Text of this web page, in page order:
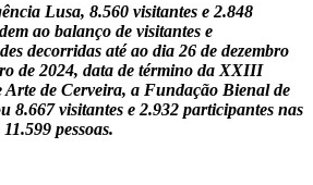
Lusa, 8.560 visitantes e 2.848
ao balanço de visitantes e
decorridas até ao dia 26 de dezembro
de 2024, data de término da XXIII
de Cerveira, a Fundação Bienal de
8.667 visitantes e 2.932 participantes nas
pessoas.